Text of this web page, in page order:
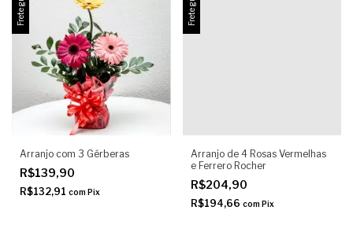
Arranjo com 3 Gérberas
R$139,90
R$132,91 com Pix
Arranjo de 4 Rosas Vermelhas
e Ferrero Rocher
R$204,90
R$194,66 com Pix